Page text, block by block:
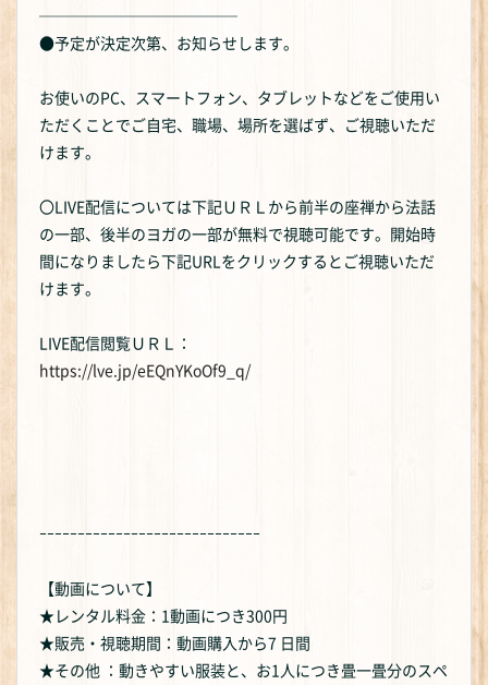
─────────────
●予定が決定次第、お知らせします。
お使いのPC、スマートフォン、タブレットなどをご使用い
ただくことでご自宅、職場、場所を選ばず、ご視聴いただ
けます。
〇LIVE配信については下記ＵＲＬから前半の座禅から法話
の一部、後半のヨガの一部が無料で視聴可能です。開始時
間になりましたら下記URLをクリックするとご視聴いただ
けます。
LIVE配信閲覧ＵＲＬ：
https://lve.jp/eEQnYKoOf9_q/
ｰｰｰｰｰｰｰｰｰｰｰｰｰｰｰｰｰｰｰｰｰｰｰｰｰｰｰｰｰ
【動画について】
★レンタル料金：1動画につき300円
★販売・視聴期間：動画購入から7 日間
★その他 ：動きやすい服装と、お1人につき畳一畳分のスペ